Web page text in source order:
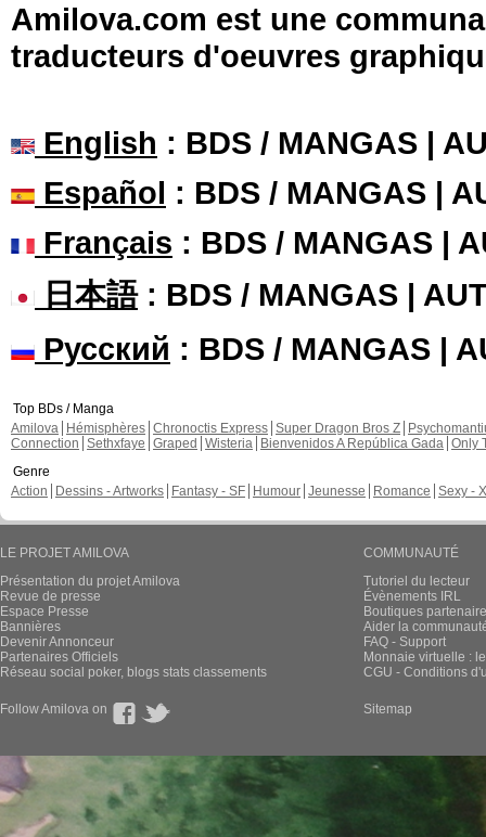
Amilova.com est une
traducteurs d'oeuvres
English : BDS / MANGAS |
Español : BDS / MANGAS |
Français : BDS / MANGAS |
日本語: BDS / MANGAS |
Русский : BDS / MANGAS |
Top BDs / Manga
Amilova
Hémisphères Chronoctis Express Super Dragon Bros Z
Connection Sethxfaye Graped Wisteria Bienvenidos A República Gada Only
Genre
Action
Dessins - Artworks Fantasy - SF Humour Jeunesse Romance Sexy -
LE PROJET AMILOVA
Présentation du projet Amilova
Revue de presse
Espace Presse
Bannières
Devenir Annonceur
Partenaires Officiels
Réseau social poker, blogs stats classements
COMMUNAUTÉ
Tutoriel du lecteur
Évènements IRL
Boutiques
Aider la
FAQ - Support
Monnaie virtuelle :
CGU - Conditions
Follow Amilova on Sitemap